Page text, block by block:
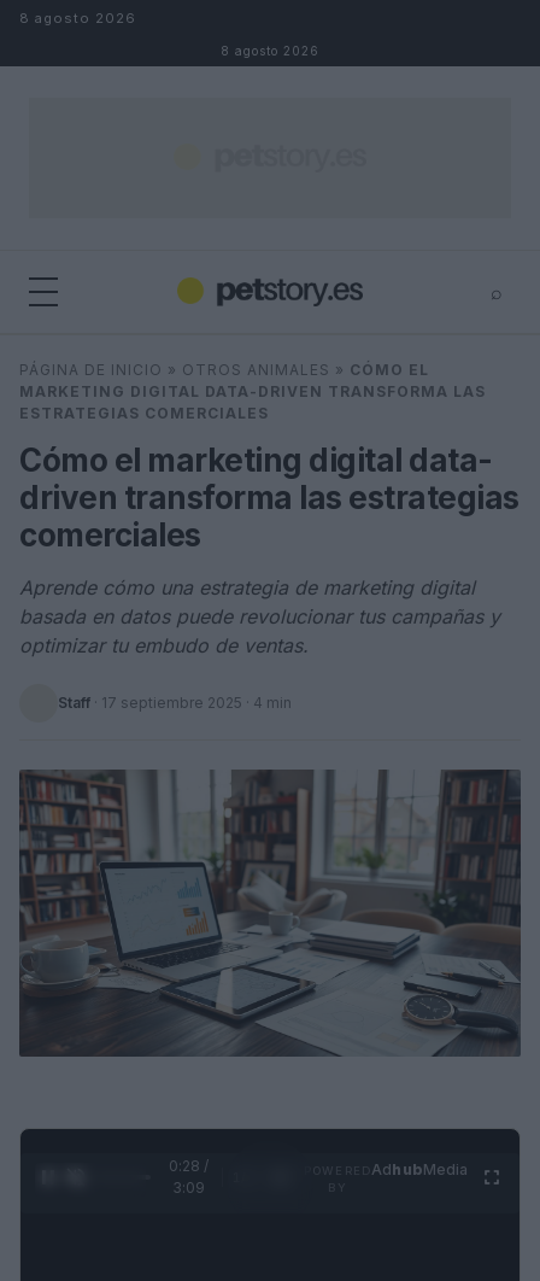
Saltar al contenido
8 agosto 2026
8 agosto 2026
⌕
Buscar
PÁGINA DE INICIO » OTROS ANIMALES » CÓMO EL
MARKETING DIGITAL DATA-DRIVEN TRANSFORMA LAS
ESTRATEGIAS COMERCIALES
Cómo el marketing digital data-
driven transforma las estrategias
comerciales
Aprende cómo una estrategia de marketing digital
basada en datos puede revolucionar tus campañas y
optimizar tu embudo de ventas.
Staff · 17 septiembre 2025 · 4 min
0:29 /
3:09
AdhubMedia